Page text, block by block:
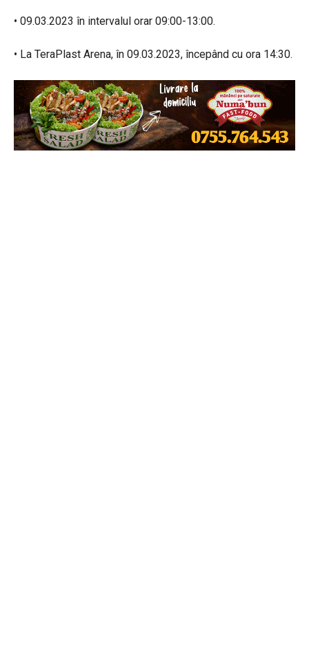
• 09.03.2023 în intervalul orar 09:00-13:00.
• La TeraPlast Arena, în 09.03.2023, începând cu ora 14:30.